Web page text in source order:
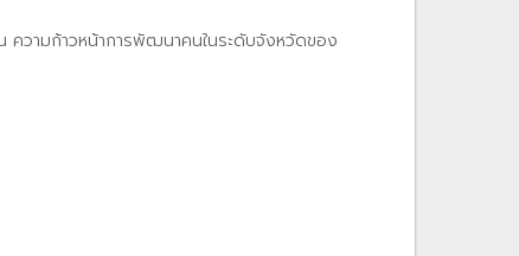
วามก้าวหน้าการพัฒนาคนในระดับจังหวัดของ